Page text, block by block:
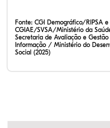
Fonte: CGI Demográfico/RIPSA e
CGIAE/SVSA/Ministério da
Secretaria de Avaliação e Gestão
Informação / Ministério do
Social (2025)